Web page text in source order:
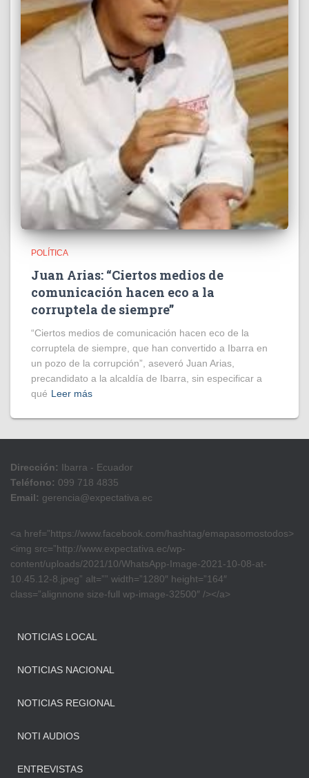
POLÍTICA
Juan Arias: “Ciertos medios de
comunicación hacen eco a la
corruptela de siempre”
“Ciertos medios de comunicación hacen eco de la
corruptela de siempre, que han convertido a Ibarra en
un pozo de la corrupción”, aseveró Juan Arias,
precandidato a la alcaldía de Ibarra, sin especificar a
qué Leer más
Dirección: Ibarra - Ecuador
Teléfono: 099 718 4835
Email: gerencia@expectativa.ec
<a href=”https://www.facebook.com/hashtag/emapasomostodos>
<img src=”http://www.expectativa.ec/wp-
content/uploads/2021/10/WhatsApp-Image-2021-10-08-at-
10.45.12-8.jpeg” alt=”” width=”1280″ height=”164″
class=”alignnone size-full wp-image-32500″ /></a>
NOTICIAS LOCAL
NOTICIAS NACIONAL
NOTICIAS REGIONAL
NOTI AUDIOS
ENTREVISTAS